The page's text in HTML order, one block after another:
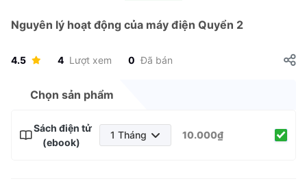
Nguyên lý hoạt động của máy điện Quyển 2
4.5 4 Lượt xem 0 Đã bán
Chọn sản phẩm
Sách điện tử
(ebook)
1 Tháng 10.000₫